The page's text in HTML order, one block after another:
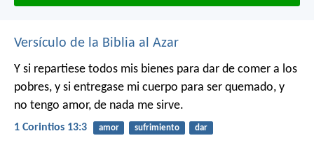
Versículo de la Biblia al Azar
Y si repartiese todos mis bienes para dar de comer a los
pobres, y si entregase mi cuerpo para ser quemado, y
no tengo amor, de nada me sirve.
1 Corintios 13:3 amor sufrimiento dar